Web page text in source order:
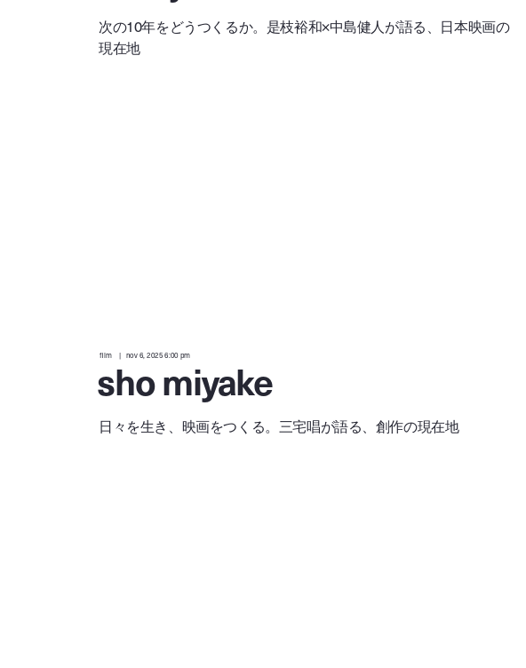
次の10年をどうつくるか。是枝裕和×中島健人が語る、日本映画の
現在地
film nov 6, 2025 6:00 pm
sho miyake
日々を生き、映画をつくる。三宅唱が語る、創作の現在地